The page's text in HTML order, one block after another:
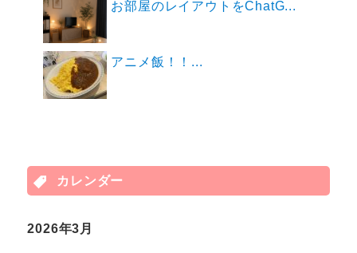
お部屋のレイアウトをChatG...
アニメ飯！！...
カレンダー
2026年3月